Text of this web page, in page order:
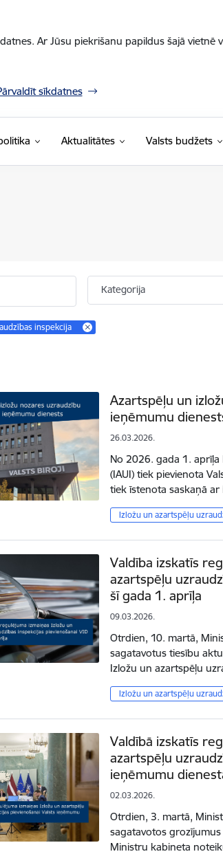
Ar Jūsu piekrišanu papildus šajā
sīkdatnes
Aktualitātes Valsts budžets
Kategorija
inspekcija
Azartspēļu un
ieņēmumu
26.03.2026.
No 2026. gada 1.
(IAUI) tiek pievienota
tiek īstenota saskaņā
Izložu un azartspēļu
Valdība izskatīs
azartspēļu
šī gada 1. aprīļa
09.03.2026.
Otrdien, 10. martā,
sagatavotus tiesību
Izložu un azartspēļu
Izložu un azartspēļu
Valdībā izskatīs
azartspēļu
ieņēmumu
02.03.2026.
Otrdien, 3. martā,
sagatavotos
Ministru kabineta